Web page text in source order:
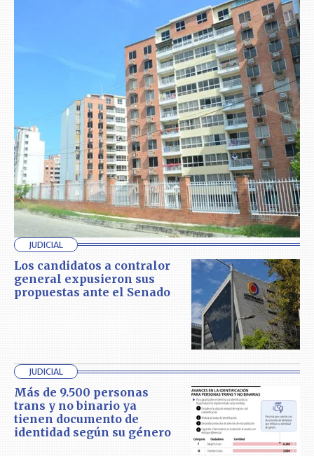
JUDICIAL
Los candidatos a contralor
general expusieron sus
propuestas ante el Senado
JUDICIAL
Más de 9.500 personas
trans y no binario ya
tienen documento de
identidad según su género